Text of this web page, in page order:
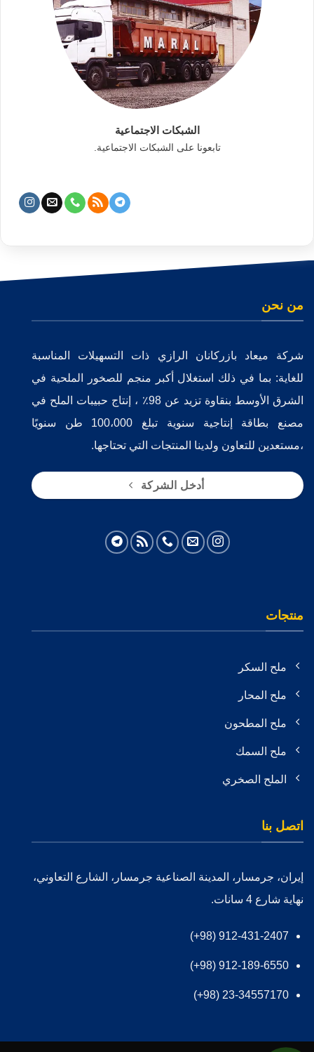
الشبكات الاجتماعية
تابعونا على الشبكات الاجتماعية.
من نحن
شركة ميعاد بازركانان الرازي ذات التسهيلات المناسبة
للغاية: بما في ذلك استغلال أكبر منجم للصخور الملحية في
الشرق الأوسط بنقاوة تزيد عن 98٪ ، إنتاج حبيبات الملح في
مصنع بطاقة إنتاجية سنوية تبلغ 100،000 طن سنويًا
،مستعدين للتعاون ولدينا المنتجات التي تحتاجها.
أدخل الشركة
منتجات
ملح السکر
ملح المحار
ملح المطحون
ملح السمك
الملح الصخري
اتصل بنا
إيران، جرمسار، المدينة الصناعية جرمسار، الشارع التعاوني،
نهاية شارع 4 سانات.
912-431-2407 (98+)
912-189-6550 (98+)
23-34557170 (98+)